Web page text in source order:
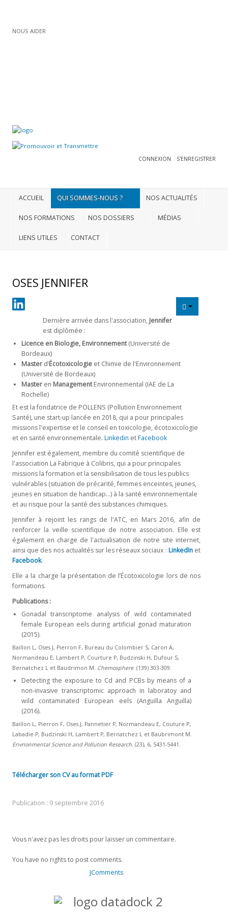
QUI
SOMMES-
ACTUALITÉS
NOS
Médias
Liens
utiles
CONTACT
NOUS AIDER
CONNEXION S'ENREGISTRER
ACCUEIL QUI SOMMES-NOUS ? NOS ACTUALITÉS
NOS FORMATIONS NOS DOSSIERS MÉDIAS
LIENS UTILES CONTACT
OSES JENNIFER
Dernière arrivée dans l'association, Jennifer
est diplômée :
Licence en Biologie, Environnement(Université de
Bordeaux)
Masterd’Écotoxicologieet Chimie de l'Environnement
(Université de Bordeaux)
Masteren ManagementEnvironnemental (IAE de La
Rochelle)
Et est la fondatrice de POLLENS (Pollution Environnement
Santé), une start-up lancée en 2018, qui a pour principales
missions l'expertise et le conseil en toxicologie, écotoxicologie
et en santé environnementale. Linkedin etFacebook
Jennifer est également, membre du comité scientifique de
l'association La Fabrique à Colibris, qui a pour principales
missions la formation et la sensibilisation de tous les publics
vulnérables (situation de précarité, femmes enceintes, jeunes,
jeunes en situation de handicap...) à la santé environnementale
et au risque pour la santé des substances chimiques.
Jennifer à rejoint les rangs de l'ATC, en Mars 2016, afin de
renforcer la veille scientifique de notre association. Elle est
également en charge de l'actualisation de notre site internet,
ainsi que des nos actualités sur les réseaux sociaux : LinkedInet
Facebook.
Elle a la charge la présentation de l’Écotoxicologie lors de nos
formations.
Publications :
Gonadal transcriptome analysis of wild contaminated
female European eels during artificial gonad maturation
(2015).
Baillon L, Oses J, Pierron F, Bureau du Colombier S, Caron A,
Normandeau E, Lambert P, Courture P, Budzinski H, Dufour S,
Bernatchez L et Baudrimon M. Chemosphere. (139) 303-309.
Detecting the exposure to Cd and PCBs by means of a
non-invasive transcriptomic approach in laboratoy and
wild contaminated European eels (Anguilla Anguilla)
(2016).
Baillon L, Pierron F, Oses J, Pannetier P, Normandeau E, Couture P,
Labadie P, Budzinski H, Lambert P, Bernatchez L et Baubrimont M.
Envrionmental Science and Pollution Research. (23), 6, 5431-5441.
Télécharger son CV au format PDF
Publication : 9 septembre 2016
Vous n'avez pas les droits pour laisser un commentaire.
You have no rights to post comments.
JComments